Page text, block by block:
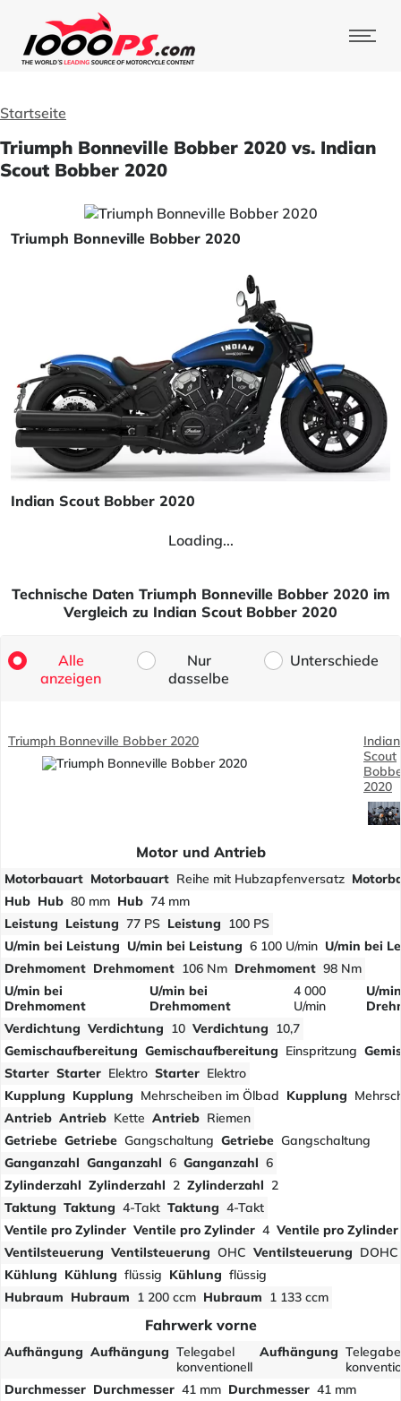
Startseite
Triumph Bonneville Bobber 2020 vs. Indian
Scout Bobber 2020
Triumph Bonneville Bobber 2020
Indian Scout Bobber 2020
Loading...
Technische Daten Triumph Bonneville Bobber 2020 im
Vergleich zu Indian Scout Bobber 2020
Alle
anzeigen
Nur
dasselbe
Unterschiede
Triumph Bonneville Bobber 2020
Indian
Scout
2020
Motor und Antrieb
Motorbauart Motorbauart Reihe mit Hubzapfenversatz
Hub Hub 80 mm Hub 74 mm
Leistung Leistung 77 PS Leistung 100 PS
U/min bei Leistung U/min bei Leistung 6 100 U/min U/min bei
Drehmoment Drehmoment 106 Nm Drehmoment 98 Nm
U/min bei
Drehmoment
U/min bei
Drehmoment
4 000
U/min
U/
Verdichtung Verdichtung 10 Verdichtung 10,7
Gemischaufbereitung Gemischaufbereitung Einspritzung
Starter Starter Elektro Starter Elektro
Kupplung Kupplung Mehrscheiben im Ölbad Kupplung
Antrieb Antrieb Kette Antrieb Riemen
Getriebe Getriebe Gangschaltung Getriebe Gangschaltung
Ganganzahl Ganganzahl 6 Ganganzahl 6
Zylinderzahl Zylinderzahl 2 Zylinderzahl 2
Taktung Taktung 4-Takt Taktung 4-Takt
Ventile pro Zylinder Ventile pro Zylinder 4 Ventile pro Zylinder
Ventilsteuerung Ventilsteuerung OHC Ventilsteuerung DOHC
Kühlung Kühlung flüssig Kühlung flüssig
Hubraum Hubraum 1 200 ccm Hubraum 1 133 ccm
Fahrwerk vorne
Aufhängung Aufhängung Telegabel
konventionell
Aufhängung
Durchmesser Durchmesser 41 mm Durchmesser 41 mm